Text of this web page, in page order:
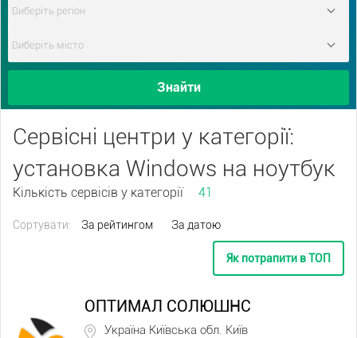
Знайти
Сервісні центри у категорії:
установка Windows на ноутбук
Кількість сервісів у категорії 41
Сортувати: За рейтингом За датою
Як потрапити в ТОП
ОПТИМАЛ СОЛЮШНС
Україна Київська обл. Київ